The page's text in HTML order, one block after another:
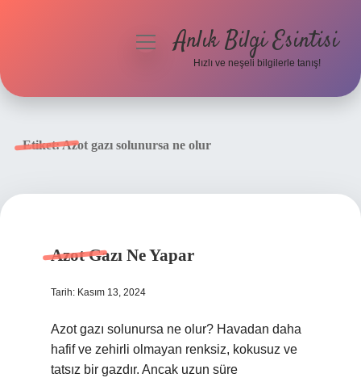
menüyüAnlık Bilgi Esintisi
Hızlı ve neşeli bilgilerle tanış!
Etiket:Azot gazı solunursa ne olur
Azot Gazı Ne Yapar
Tarih: Kasım 13, 2024
Azot gazı solunursa ne olur? Havadan daha
hafif ve zehirli olmayan renksiz, kokusuz ve
tatsız bir gazdır. Ancak uzun süre